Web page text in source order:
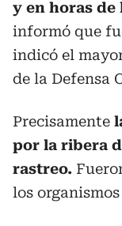
y en horas de
informó que
indicó el
de la Defensa
Precisamente
por la ribera
rastreo.
los